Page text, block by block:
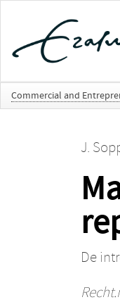
Commercial and
J.
De